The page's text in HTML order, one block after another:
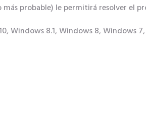
probable) le permitirá resolver el
Windows 8.1, Windows 8, Windows